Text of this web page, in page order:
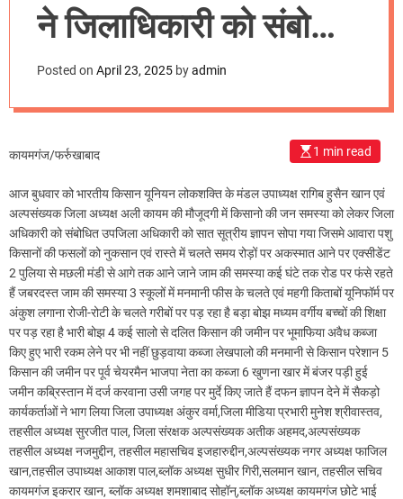
m
o
d
ने जिलाधिकारी को संबोधित
7 सूत्रीय ज्ञापन उप
जिलाधिकारी को सोपा
ज्ञापन
Posted on April 23, 2025 byadmin
1 min read
कायमगंज/फर्रुखाबाद
आज बुधवार को भारतीय किसान यूनियन लोकशक्ति के मंडल उपाध्यक्ष रागिब हुसैन खान एवं
अल्पसंख्यक जिला अध्यक्ष अली कायम की मौजूदगी में किसानो की जन समस्या को लेकर जिला
अधिकारी को संबोधित उपजिला अधिकारी को सात सूत्रीय ज्ञापन सोपा गया जिसमे आवारा पशु
किसानों की फसलों को नुकसान एवं रास्ते में चलते समय रोड़ों पर अकस्मात आने पर एक्सीडेंट
2 पुलिया से मछली मंडी से आगे तक आने जाने जाम की समस्या कई घंटे तक रोड पर फंसे रहते
हैं जबरदस्त जाम की समस्या 3 स्कूलों में मनमानी फीस के चलते एवं महगी किताबों यूनिफॉर्म पर
अंकुश लगाना रोजी-रोटी के चलते गरीबों पर पड़ रहा है बड़ा बोझ मध्यम वर्गीय बच्चों की शिक्षा
पर पड़ रहा है भारी बोझ 4 कई सालो से दलित किसान की जमीन पर भूमाफिया अवैध कब्जा
किए हुए भारी रकम लेने पर भी नहीं छुड़वाया कब्जा लेखपालो की मनमानी से किसान परेशान 5
किसान की जमीन पर पूर्व चेयरमैन भाजपा नेता का कब्जा 6 खुणना खार में बंजर पड़ी हुई
जमीन कब्रिस्तान में दर्ज करवाना उसी जगह पर मुर्दे किए जाते हैं दफन ज्ञापन देने में सैकड़ो
कार्यकर्ताओं ने भाग लिया जिला उपाध्यक्ष अंकुर वर्मा,जिला मीडिया प्रभारी मुनेश श्रीवास्तव,
तहसील अध्यक्ष सुरजीत पाल, जिला संरक्षक अल्पसंख्यक अतीक अहमद,अल्पसंख्यक
तहसील अध्यक्ष नजमुद्दीन, तहसील महासचिव इजहारुद्दीन,अल्पसंख्यक नगर अध्यक्ष फाजिल
खान,तहसील उपाध्यक्ष आकाश पाल,ब्लॉक अध्यक्ष सुधीर गिरी,सलमान खान, तहसील सचिव
कायमगंज इकरार खान, ब्लॉक अध्यक्ष शमशाबाद सोहॉन्,ब्लॉक अध्यक्ष कायमगंज छोटे भाई